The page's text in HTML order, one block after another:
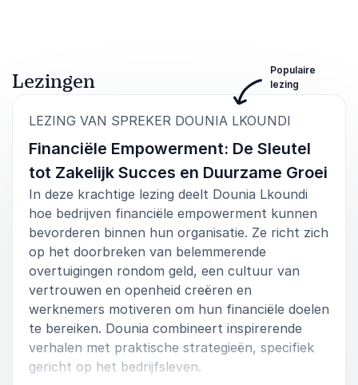
Lezingen
LEZING VAN SPREKER DOUNIA LKOUNDI
Financiële Empowerment: De Sleutel
tot Zakelijk Succes en Duurzame Groei
In deze krachtige lezing deelt Dounia Lkoundi
hoe bedrijven financiële empowerment kunnen
bevorderen binnen hun organisatie. Ze richt zich
op het doorbreken van belemmerende
overtuigingen rondom geld, een cultuur van
vertrouwen en openheid creëren en
werknemers motiveren om hun financiële doelen
te bereiken. Dounia combineert inspirerende
verhalen met praktische strategieën, specifiek
gericht op het bedrijfsleven.
Populaire
lezing